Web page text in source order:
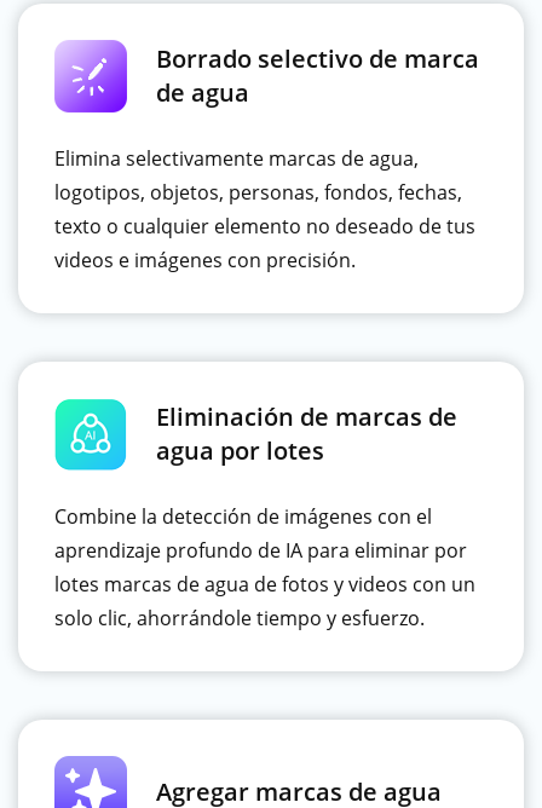
Borrado selectivo de marca
de agua
Elimina selectivamente marcas de agua,
logotipos, objetos, personas, fondos, fechas,
texto o cualquier elemento no deseado de tus
videos e imágenes con precisión.
Eliminación de marcas de
agua por lotes
Combine la detección de imágenes con el
aprendizaje profundo de IA para eliminar por
lotes marcas de agua de fotos y videos con un
solo clic, ahorrándole tiempo y esfuerzo.
Agregar marcas de agua